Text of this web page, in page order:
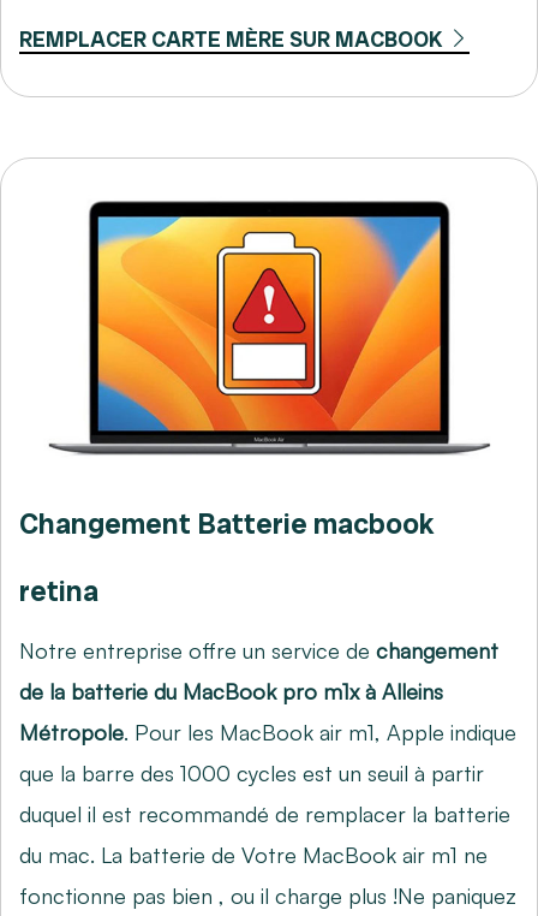
REMPLACER CARTE MÈRE SUR MACBOOK
Changement Batterie macbook
retina
Notre entreprise offre un service de changement
de la batterie du MacBook pro m1x à Alleins
Métropole. Pour les MacBook air m1, Apple indique
que la barre des 1000 cycles est un seuil à partir
duquel il est recommandé de remplacer la batterie
du mac. La batterie de Votre MacBook air m1 ne
fonctionne pas bien , ou il charge plus !Ne paniquez